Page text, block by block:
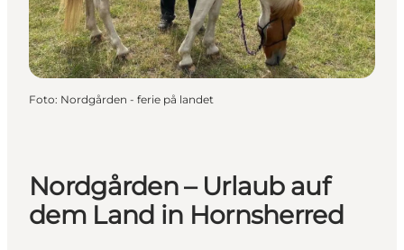
Foto: Nordgården - ferie på landet
Nordgården – Urlaub auf
dem Land in Hornsherred